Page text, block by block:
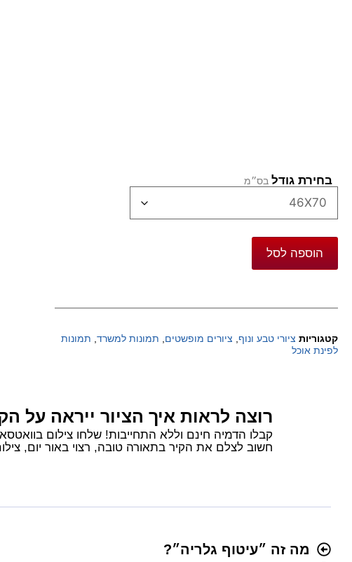
בחירת גודל
הוספה לסל
קטגוריות ציורי טבע ונוף, ציורים מופשטים, תמונות למשרד, תמונות
לפינת אוכל
רוצה לראות איך הציור ייראה על
קבלו הדמיה חינם וללא התחייבות! שלחו צילום בוואטסאפ של הקיר שלכם ורשמו 2-3 שמות
חשוב לצלם את הקיר בתאורה טובה, רצוי באור יום,
מה זה ״עיטוף גלריה״?